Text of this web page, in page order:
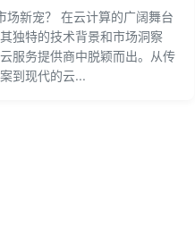
场新宠？ 在云计算的广阔舞台
独特的技术背景和市场洞察
服务提供商中脱颖而出。从传
到现代的云...